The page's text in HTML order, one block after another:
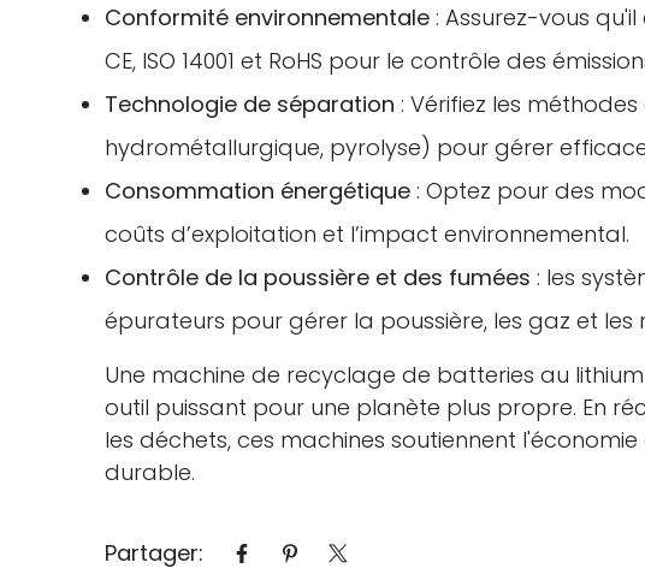
Conformité environnementale : Assurez-vous
CE, ISO 14001 et RoHS pour le contrôle des
Technologie de séparation : Vérifiez les
hydrométallurgique, pyrolyse) pour gérer
Consommation énergétique : Optez pour des
coûts d’exploitation et l’impact environnemental.
Contrôle de la poussière et des fumées : les
épurateurs pour gérer la poussière, les gaz et les
Une machine de recyclage de batteries au
outil puissant pour une planète plus propre. En
les déchets, ces machines soutiennent
durable.
Partager: